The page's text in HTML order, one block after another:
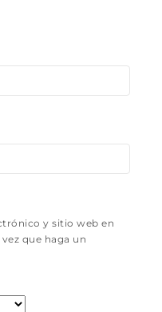
y sitio web en
que haga un